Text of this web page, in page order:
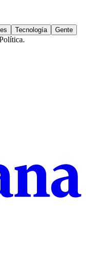
Tecnología Gente
.